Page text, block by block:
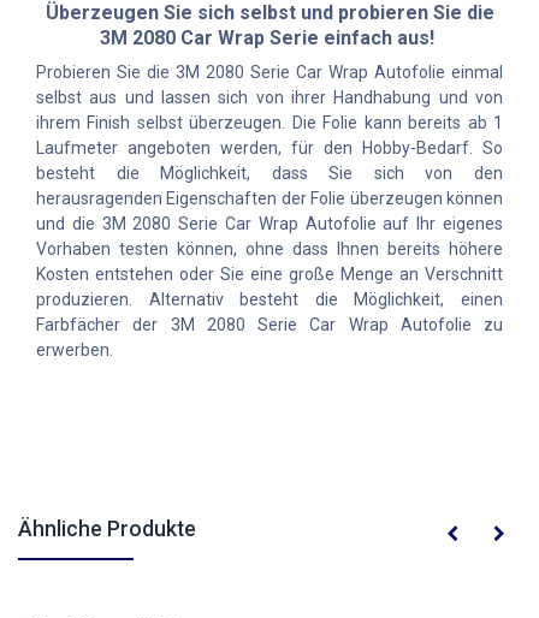
Überzeugen Sie sich selbst und probieren Sie die
3M 2080 Car Wrap Serie einfach aus!
Probieren Sie die 3M 2080 Serie Car Wrap Autofolie einmal
selbst aus und lassen sich von ihrer Handhabung und von
ihrem Finish selbst überzeugen. Die Folie kann bereits ab 1
Laufmeter angeboten werden, für den Hobby-Bedarf. So
besteht die Möglichkeit, dass Sie sich von den
herausragenden Eigenschaften der Folie überzeugen können
und die 3M 2080 Serie Car Wrap Autofolie auf Ihr eigenes
Vorhaben testen können, ohne dass Ihnen bereits höhere
Kosten entstehen oder Sie eine große Menge an Verschnitt
produzieren. Alternativ besteht die Möglichkeit, einen
Farbfächer der 3M 2080 Serie Car Wrap Autofolie zu
erwerben.
Ähnliche Produkte